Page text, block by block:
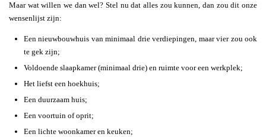
Maar wat willen we dan wel? Stel nu dat alles zou kunnen, dan zou dit onze
wensenlijst zijn:
Een nieuwbouwhuis van minimaal drie verdiepingen, maar vier zou ook
te gek zijn;
Voldoende slaapkamer (minimaal drie) en ruimte voor een werkplek;
Het liefst een hoekhuis;
Een duurzaam huis;
Een voortuin of oprit;
Een lichte woonkamer en keuken;